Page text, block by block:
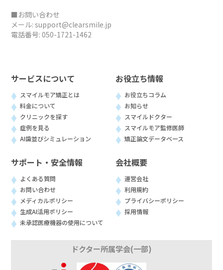
■お問い合わせ
メール: support@clearsmile.jp
電話番号: 050-1721-1462
サービスについて
スマイルモア矯正とは
料金について
クリニックを探す
症例を見る
AI歯並びシミュレーション
お役立ち情報
お役立ちコラム
お知らせ
スマイルドクター
スマイルモア監修医師
矯正論文データベース
サポート・安全情報
よくある質問
お問い合わせ
メディカルポリシー
生成AI活用ポリシー
未承認医療機器の使用について
会社概要
運営会社
利用規約
プライバシーポリシー
採用情報
ドクター所属学会(一部)